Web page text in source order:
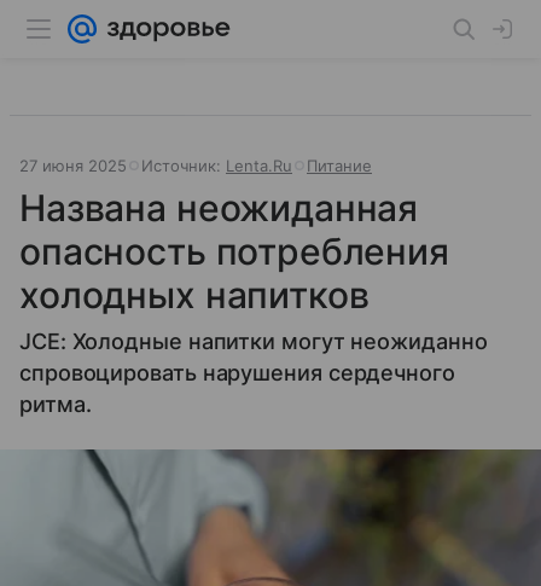
27 июня 2025 Источник: Lenta.Ru Питание
Названа неожиданная
опасность потребления
холодных напитков
JCE: Холодные напитки могут неожиданно
спровоцировать нарушения сердечного
ритма.